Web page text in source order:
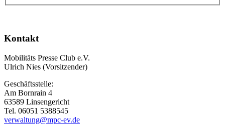
Kontakt
Mobilitäts Presse Club e.V.
Ulrich Nies (Vorsitzender)
Geschäftsstelle:
Am Bornrain 4
63589 Linsengericht
Tel. 06051 5388545
verwaltung@mpc-ev.de